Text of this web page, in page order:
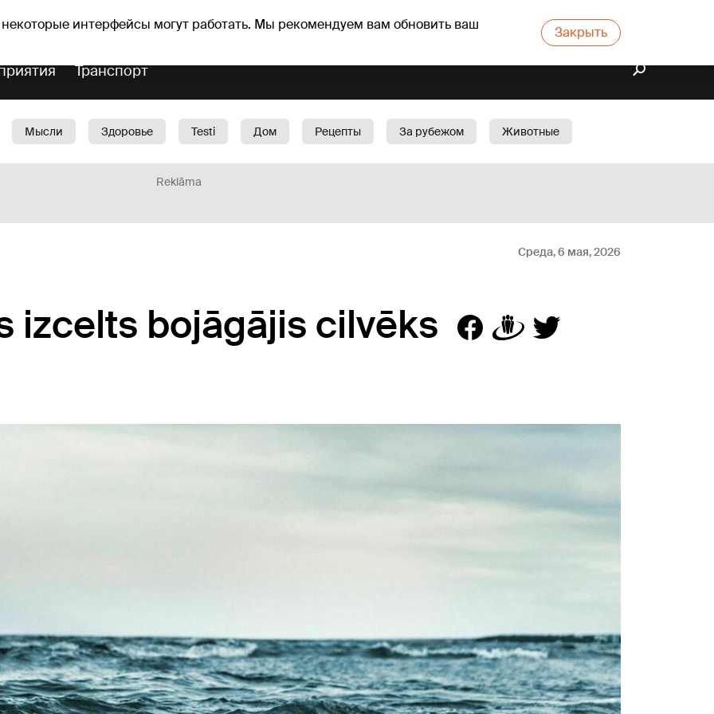
интерфейсы могут работать. Мы рекомендуем вам обновить ваш Закрыть
Прогноз погоды Гороскопы
Транспорт
Мысли Здоровье Testi Дом Рецепты За рубежом
Животные
Reklāma
Среда, 6 мая, 2026
izcelts bojāgājis cilvēks